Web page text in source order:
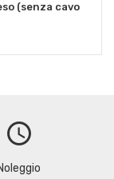
(senza cavo
schedule